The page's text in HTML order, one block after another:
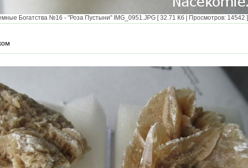
Богатства №16 - "Роза Пустыни" IMG_0951.JPG [ 32.71 Кб | Просмотров: 14542 ]